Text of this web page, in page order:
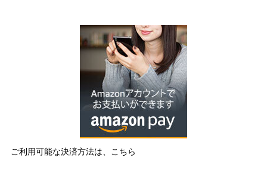
ご利用可能な決済方法は、こちら